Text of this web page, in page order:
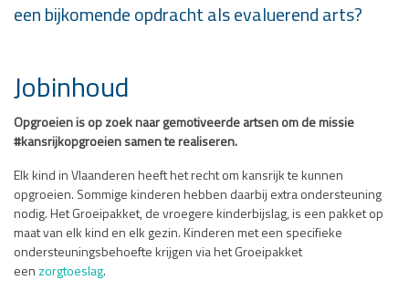
een bijkomende opdracht als evaluerend arts?
Jobinhoud
Opgroeien is op zoek naar gemotiveerde artsen om de missie
#kansrijkopgroeien samen te realiseren.
Elk kind in Vlaanderen heeft het recht om kansrijk te kunnen
opgroeien. Sommige kinderen hebben daarbij extra ondersteuning
nodig. Het Groeipakket, de vroegere kinderbijslag, is een pakket op
maat van elk kind en elk gezin. Kinderen met een specifieke
ondersteuningsbehoefte krijgen via het Groeipakket
een zorgtoeslag.